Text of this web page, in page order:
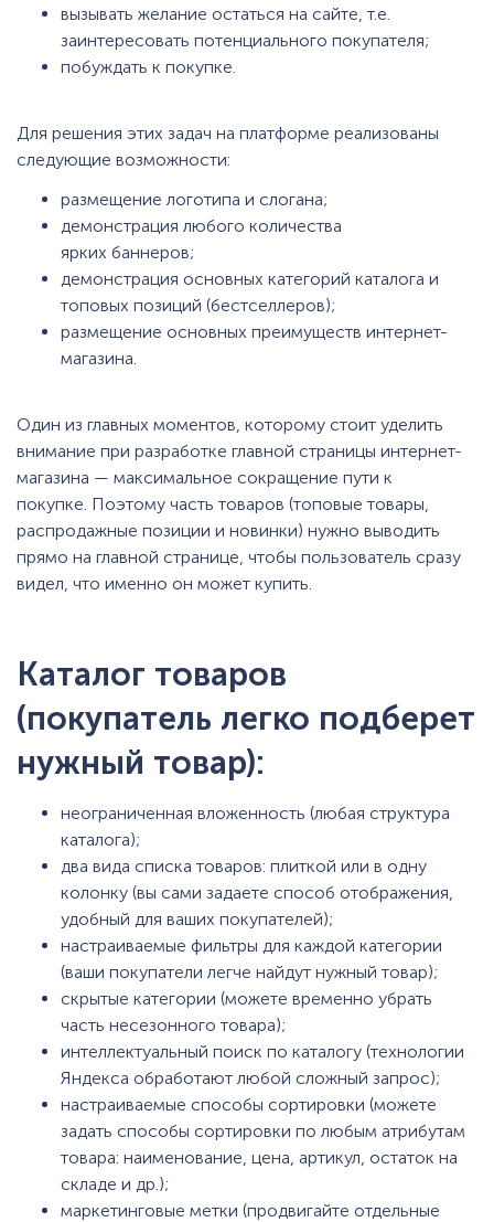
вызывать желание остаться на сайте, т.е.
заинтересовать потенциального покупателя;
побуждать к покупке.
Для решения этих задач на платформе реализованы
следующие возможности:
размещение логотипа и слогана;
демонстрация любого количества
ярких баннеров;
демонстрация основных категорий каталога и
топовых позиций (бестселлеров);
размещение основных преимуществ интернет-
магазина.
Один из главных моментов, которому стоит уделить
внимание при разработке главной страницы интернет-
магазина — максимальное сокращение пути к
покупке. Поэтому часть товаров (топовые товары,
распродажные позиции и новинки) нужно выводить
прямо на главной странице, чтобы пользователь сразу
видел, что именно он может купить.
Каталог товаров
(покупатель легко подберет
нужный товар):
неограниченная вложенность (любая структура
каталога);
два вида списка товаров: плиткой или в одну
колонку (вы сами задаете способ отображения,
удобный для ваших покупателей);
настраиваемые фильтры для каждой категории
(ваши покупатели легче найдут нужный товар);
скрытые категории (можете временно убрать
часть несезонного товара);
интеллектуальный поиск по каталогу (технологии
Яндекса обработают любой сложный запрос);
настраиваемые способы сортировки (можете
задать способы сортировки по любым атрибутам
товара: наименование, цена, артикул, остаток на
складе и др.);
маркетинговые метки (продвигайте отдельные